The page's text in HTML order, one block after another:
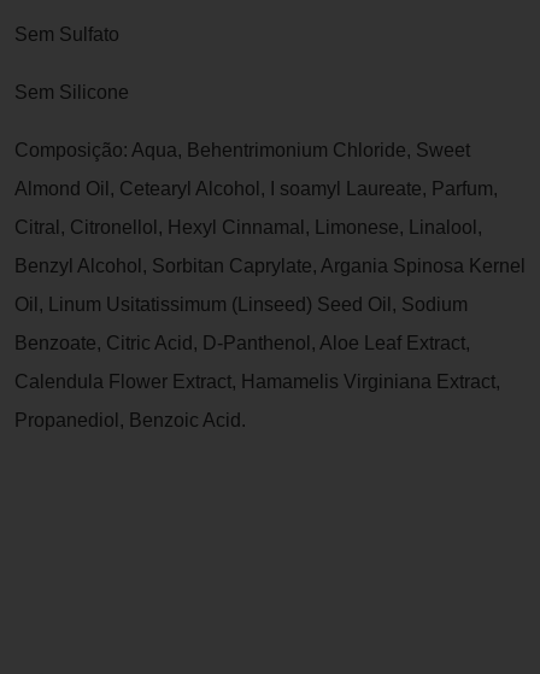
Sem Sulfato
Sem Silicone
Composição: Aqua, Behentrimonium Chloride, Sweet
Almond Oil, Cetearyl Alcohol, I soamyl Laureate, Parfum,
Citral, Citronellol, Hexyl Cinnamal, Limonese, Linalool,
Benzyl Alcohol, Sorbitan Caprylate, Argania Spinosa Kernel
Oil, Linum Usitatissimum (Linseed) Seed Oil, Sodium
Benzoate, Citric Acid, D-Panthenol, Aloe Leaf Extract,
Calendula Flower Extract, Hamamelis Virginiana Extract,
Propanediol, Benzoic Acid.